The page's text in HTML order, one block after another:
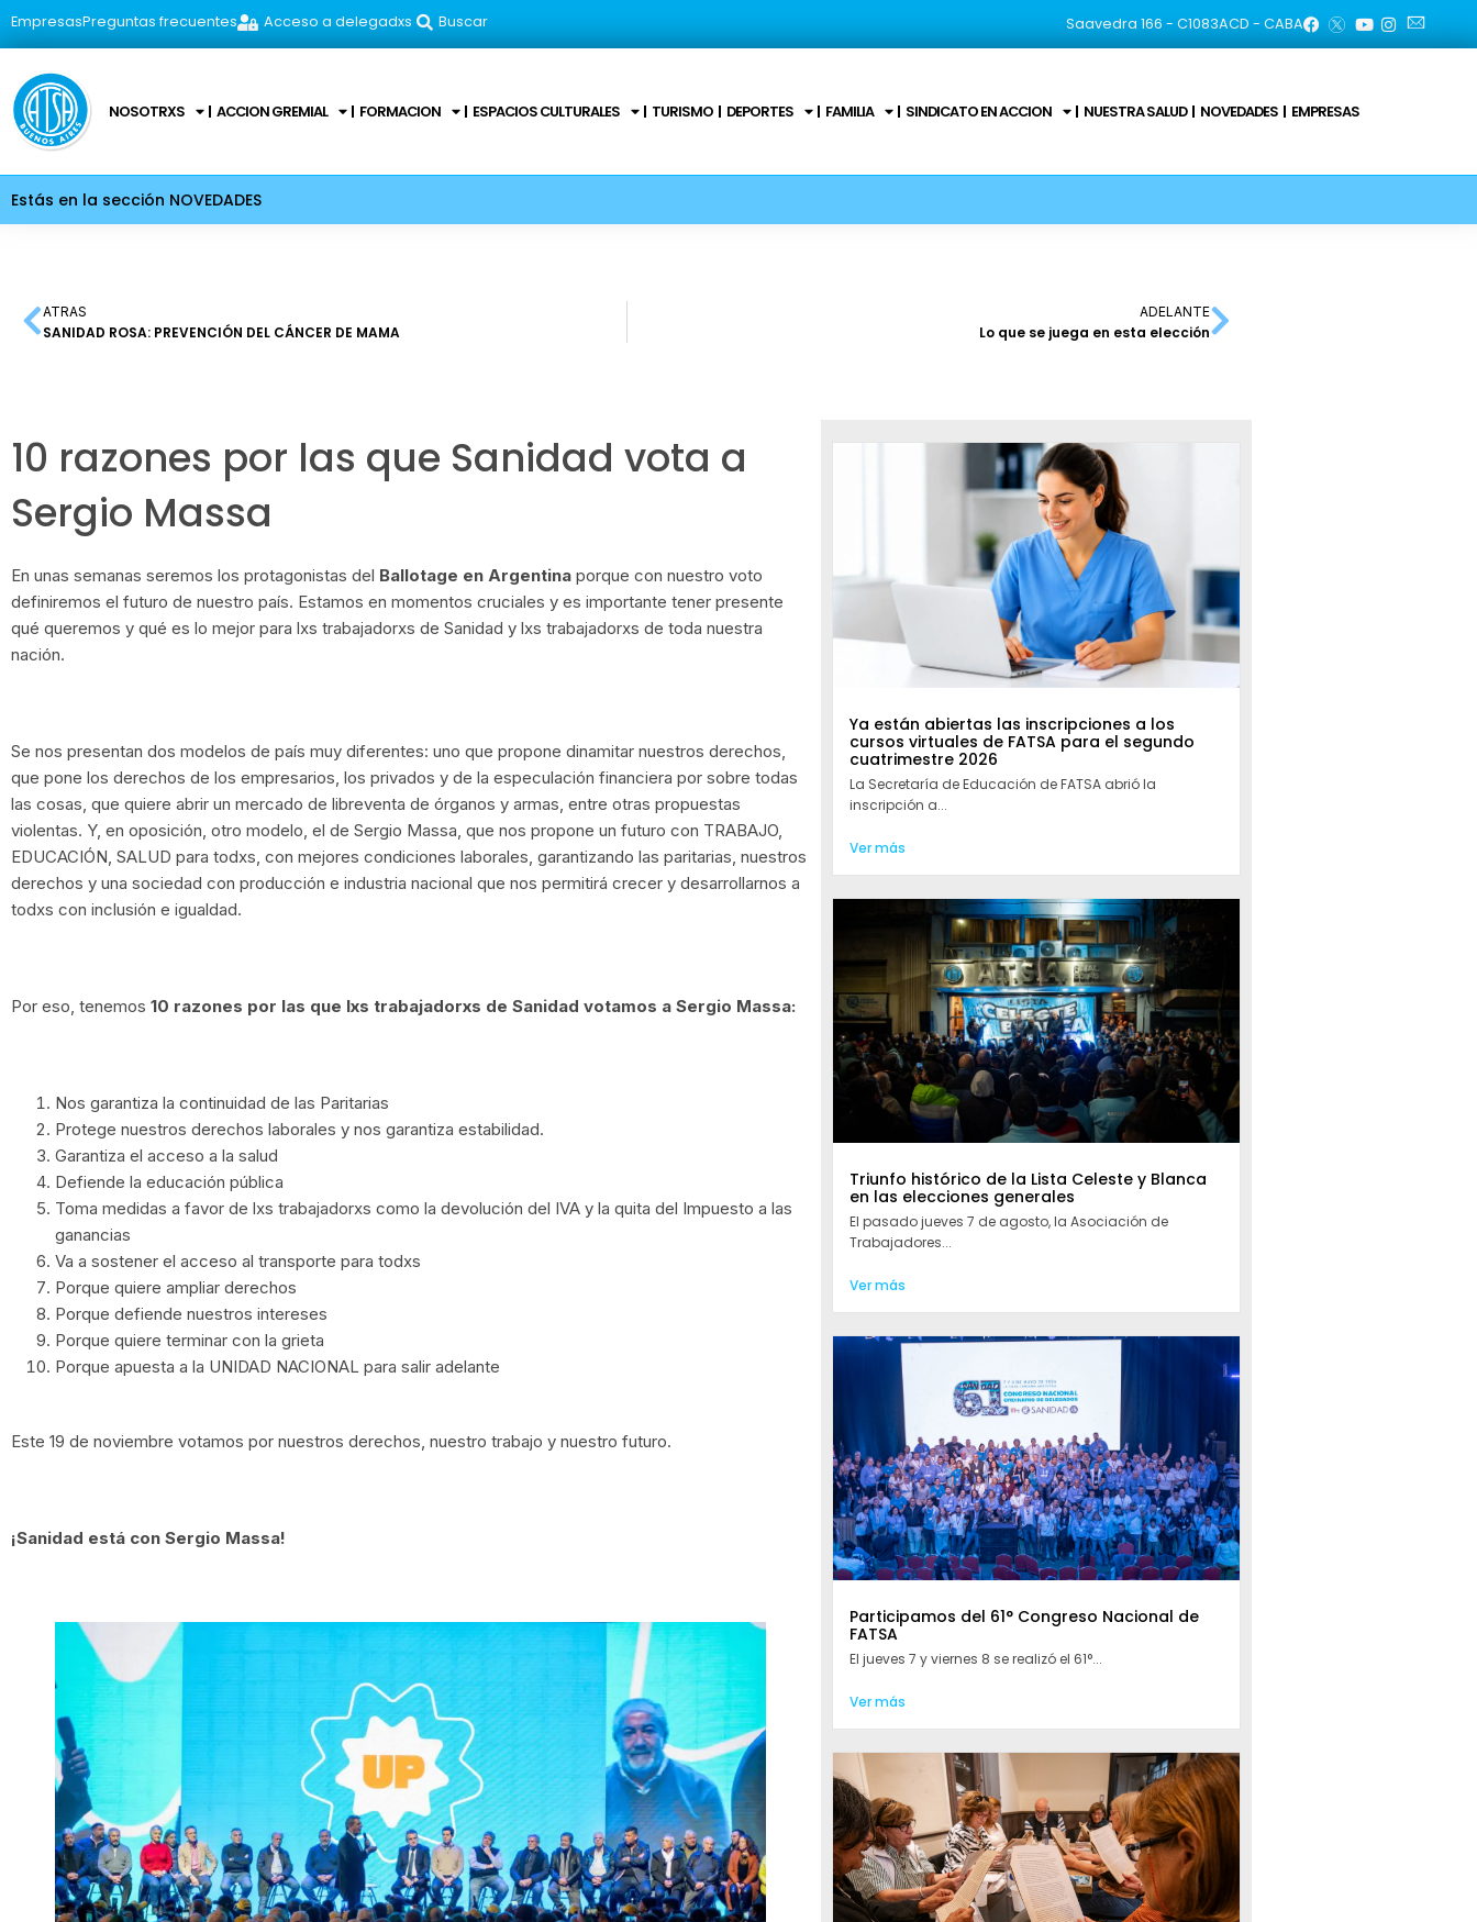
EmpresasPreguntas frecuentes Acceso a delegadxs Buscar Saavedra 166 - C1083ACD - CABA
NOSOTRXS ACCION GREMIAL FORMACION ESPACIOS CULTURALES TURISMO DEPORTES FAMILIA SINDICATO EN ACCION NUESTRA SALUD NOVEDADES EMPRESAS
Estás en la sección NOVEDADES
ATRAS
SANIDAD ROSA: PREVENCIÓN DEL CÁNCER DE MAMA
ADELANTE
Lo que se juega en esta elección
10 razones por las que Sanidad vota a
Sergio Massa
En unas semanas seremos los protagonistas del Ballotage en Argentina porque con nuestro voto
definiremos el futuro de nuestro país. Estamos en momentos cruciales y es importante tener presente
qué queremos y qué es lo mejor para lxs trabajadorxs de Sanidad y lxs trabajadorxs de toda nuestra
nación.
Se nos presentan dos modelos de país muy diferentes: uno que propone dinamitar nuestros derechos,
que pone los derechos de los empresarios, los privados y de la especulación financiera por sobre todas
las cosas, que quiere abrir un mercado de libreventa de órganos y armas, entre otras propuestas
violentas. Y, en oposición, otro modelo, el de Sergio Massa, que nos propone un futuro con TRABAJO,
EDUCACIÓN, SALUD para todxs, con mejores condiciones laborales, garantizando las paritarias, nuestros
derechos y una sociedad con producción e industria nacional que nos permitirá crecer y desarrollarnos a
todxs con inclusión e igualdad.
Por eso, tenemos 10 razones por las que lxs trabajadorxs de Sanidad votamos a Sergio Massa:
Nos garantiza la continuidad de las Paritarias
Protege nuestros derechos laborales y nos garantiza estabilidad.
Garantiza el acceso a la salud
Defiende la educación pública
Toma medidas a favor de lxs trabajadorxs como la devolución del IVA y la quita del Impuesto a las
ganancias
Va a sostener el acceso al transporte para todxs
Porque quiere ampliar derechos
Porque defiende nuestros intereses
Porque quiere terminar con la grieta
Porque apuesta a la UNIDAD NACIONAL para salir adelante
Este 19 de noviembre votamos por nuestros derechos, nuestro trabajo y nuestro futuro.
¡Sanidad está con Sergio Massa!
Ya están abiertas las inscripciones a los
cursos virtuales de FATSA para el segundo
cuatrimestre 2026
La Secretaría de Educación de FATSA abrió la
inscripción a...
Ver más
Triunfo histórico de la Lista Celeste y Blanca
en las elecciones generales
El pasado jueves 7 de agosto, la Asociación de
Trabajadores...
Ver más
Participamos del 61° Congreso Nacional de
FATSA
El jueves 7 y viernes 8 se realizó el 61°...
Ver más